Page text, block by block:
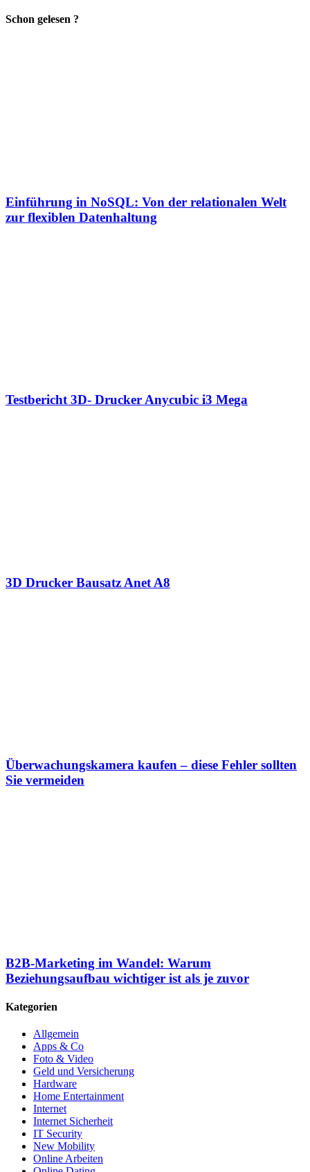
Schon gelesen ?
Einführung in NoSQL: Von der relationalen Welt
zur flexiblen Datenhaltung
Testbericht 3D- Drucker Anycubic i3 Mega
3D Drucker Bausatz Anet A8
Überwachungskamera kaufen – diese Fehler sollten
Sie vermeiden
B2B-Marketing im Wandel: Warum
Beziehungsaufbau wichtiger ist als je zuvor
Kategorien
Allgemein
Apps & Co
Foto & Video
Geld und Versicherung
Hardware
Home Entertainment
Internet
Internet Sicherheit
IT Security
New Mobility
Online Arbeiten